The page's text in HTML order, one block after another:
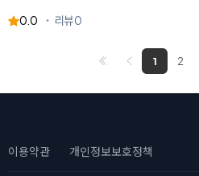
0.0 리뷰0
1 2
이용약관 개인정보보호정책